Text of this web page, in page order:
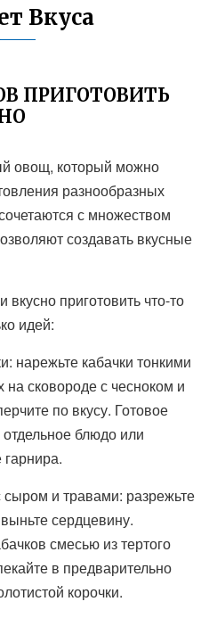
Вкуса
ПРИГОТОВИТЬ
овощ, который можно
разнообразных
с множеством
создавать вкусные
приготовить что-то
идей:
нарежьте кабачки тонкими
на сковороде с чесноком и
по вкусу. Готовое
блюдо или
гарнира.
и травами: разрежьте
сердцевину.
смесью из тертого
в предварительно
корочки.